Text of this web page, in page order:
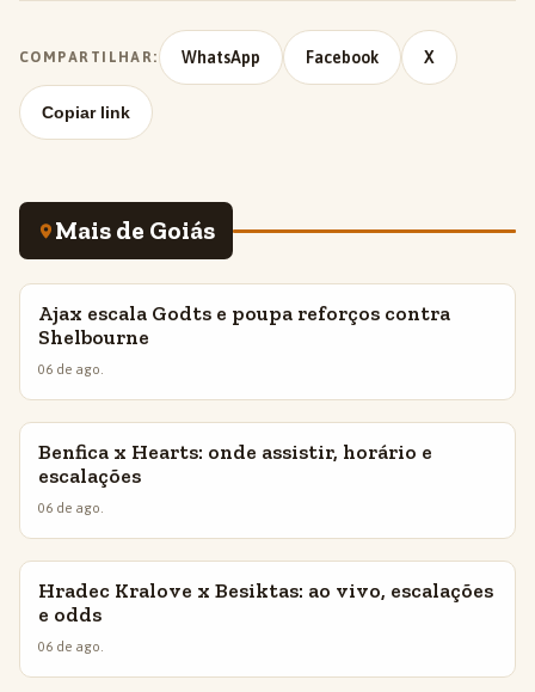
COMPARTILHAR: WhatsApp Facebook X
Copiar link
Mais de Goiás
INSIGHTS
Ajax escala Godts e poupa reforços contra
Shelbourne
06 de ago.
INSIGHTS
Benfica x Hearts: onde assistir, horário e
escalações
06 de ago.
INSIGHTS
Hradec Kralove x Besiktas: ao vivo, escalações
e odds
06 de ago.